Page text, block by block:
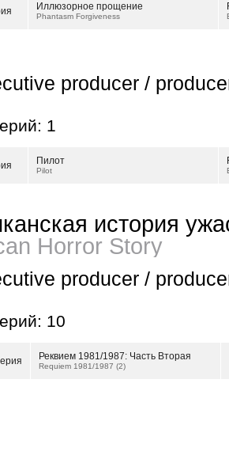
Иллюзорное прощение
Phantasm Forgiveness
producer /
1
Пилот
Pilot
история
Horror Story
producer /
10
Реквием 1981/1987: Часть Вторая
Requiem 1981/1987 (2)